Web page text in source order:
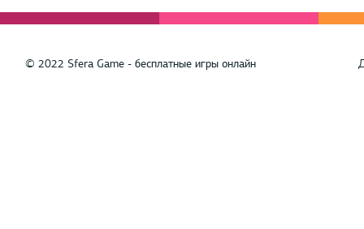
© 2022 Sfera Game - бесплатные игры онлайн